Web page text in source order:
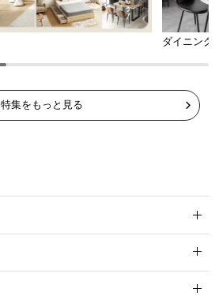
ダイニング
特集をもっと見る